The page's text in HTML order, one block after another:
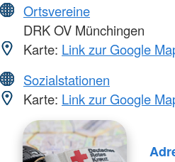
Ortsvereine
DRK OV Münchingen
Karte: Link zur Google
Sozialstationen
Karte: Link zur Google